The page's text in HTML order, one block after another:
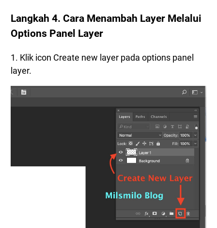
Langkah 4. Cara Menambah Layer Melalui
Options Panel Layer
1. Klik icon Create new layer pada options panel
layer.